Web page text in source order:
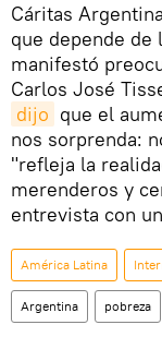
Cáritas
que depende
manifestó
Carlos José
dijo que el
nos sorprenda:
"refleja la
merenderos y
entrevista con
América Latina
Argentina pobreza